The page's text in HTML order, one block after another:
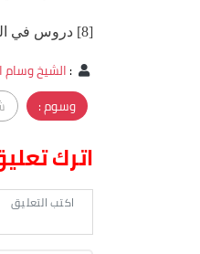
[8] دروس في العقيدة الاسلامية ، الدرسي الاول .
:الشيخ وسام
وسوم :
اترك